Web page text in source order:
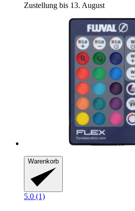
Zustellung bis 13. August
Warenkorb
5.0 (1)